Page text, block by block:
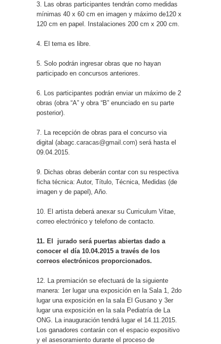
3. Las obras participantes tendrán como medidas
mínimas 40 x 60 cm en imagen y máximo de120 x
120 cm en papel. Instalaciones 200 cm x 200 cm.
4. El tema es libre.
5. Solo podrán ingresar obras que no hayan
participado en concursos anteriores.
6. Los participantes podrán enviar un máximo de 2
obras (obra “A” y obra “B” enunciado en su parte
posterior).
7. La recepción de obras para el concurso via
digital (abagc.caracas@gmail.com) será hasta el
09.04.2015.
9. Dichas obras deberán contar con su respectiva
ficha técnica: Autor, Título, Técnica, Medidas (de
imagen y de papel), Año.
10. El artista deberá anexar su Curriculum Vitae,
correo electrónico y telefono de contacto.
11. El jurado será puertas abiertas dado a
conocer el día 10.04.2015 a través de los
correos electrónicos proporcionados.
12. La premiación se efectuará de la siguiente
manera: 1er lugar una exposición en la Sala 1, 2do
lugar una exposición en la sala El Gusano y 3er
lugar una exposición en la sala Pediatría de La
ONG. La inauguración tendrá lugar el 14.11.2015.
Los ganadores contarán con el espacio expositivo
y el asesoramiento durante el proceso de